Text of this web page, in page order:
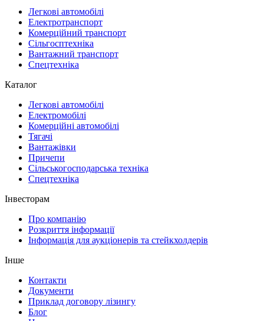
Легкові автомобілі
Електротранспорт
Комерційний транспорт
Сільгосптехніка
Вантажний транспорт
Спецтехніка
Каталог
Легкові автомобілі
Електромобілі
Комерційні автомобілі
Тягачі
Вантажівки
Причепи
Сільськогосподарська техніка
Спецтехніка
Інвесторам
Про компанію
Розкриття інформації
Інформація для аукціонерів та стейкхолдерів
Інше
Контакти
Документи
Приклад договору лізингу
Блог